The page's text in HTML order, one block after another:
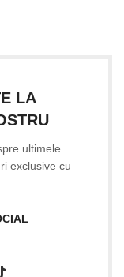
LA
ultimele
exclusive cu